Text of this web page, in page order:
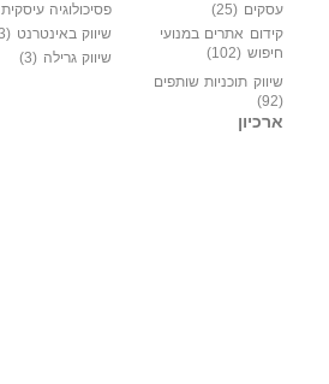
עסקים (25) פסיכולוגיה עיסקית
קידום אתרים במנועי
חיפוש (102)
שיווק באינטרנט (53)
שיווק גרילה (3)
שיווק תוכניות שותפים
(92)
ארכיון